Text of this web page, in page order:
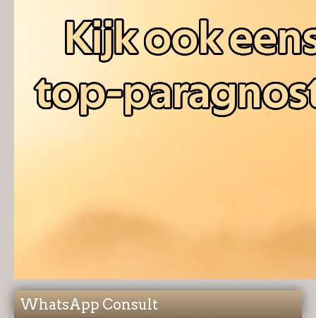
WhatsApp Consult